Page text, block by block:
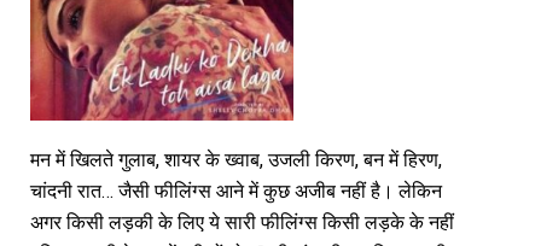
मन में खिलते गुलाब, शायर के ख्वाब, उजली किरण, बन में हिरण,
चांदनी रात… जैसी फीलिंग्स आने में कुछ अजीब नहीं है। लेकिन
अगर किसी लड़की के लिए ये सारी फीलिंग्स किसी लड़के के नहीं